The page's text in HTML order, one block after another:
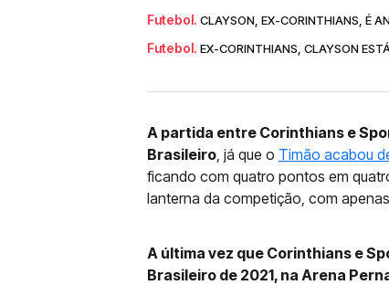
Futebol. CLAYSON, EX-CORINTHIANS, É
Futebol. EX-CORINTHIANS, CLAYSON
A partida entre Corinthians e
Brasileiro, já que o Timão acabou
ficando com quatro pontos em
lanterna da competição, com
A última vez que Corinthians e
Brasileiro de 2021, na Arena